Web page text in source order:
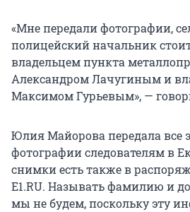
«Мне передали фотографии,
полицейский начальник
владельцем пункта
Александром Лачугиным и
Максимом Гурьевым», —
Юлия Майорова передала все
фотографии следователям в
снимки есть также в
E1.RU. Называть фамилию и
мы не будем, поскольку эту